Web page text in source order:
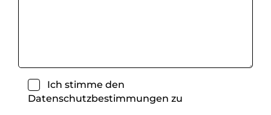
Ich stimme den
Datenschutzbestimmungen zu